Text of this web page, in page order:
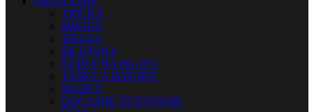
TRIČKÁ
MIKINY
TIELKA
ŠILTOVKY
ŠATKY NA HLAVU
TAŠKY A BATOHY
MASKY
DOČASNÉ TETOVANIE